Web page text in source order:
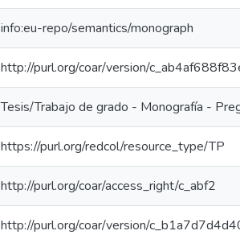
info:eu-repo/semantics/monograph
http://purl.org/coar/version/
Tesis/Trabajo de grado - Monografía -
https://purl.org/redcol/resource_type/TP
http://purl.org/coar/access_right/c_abf2
http://purl.org/coar/version/